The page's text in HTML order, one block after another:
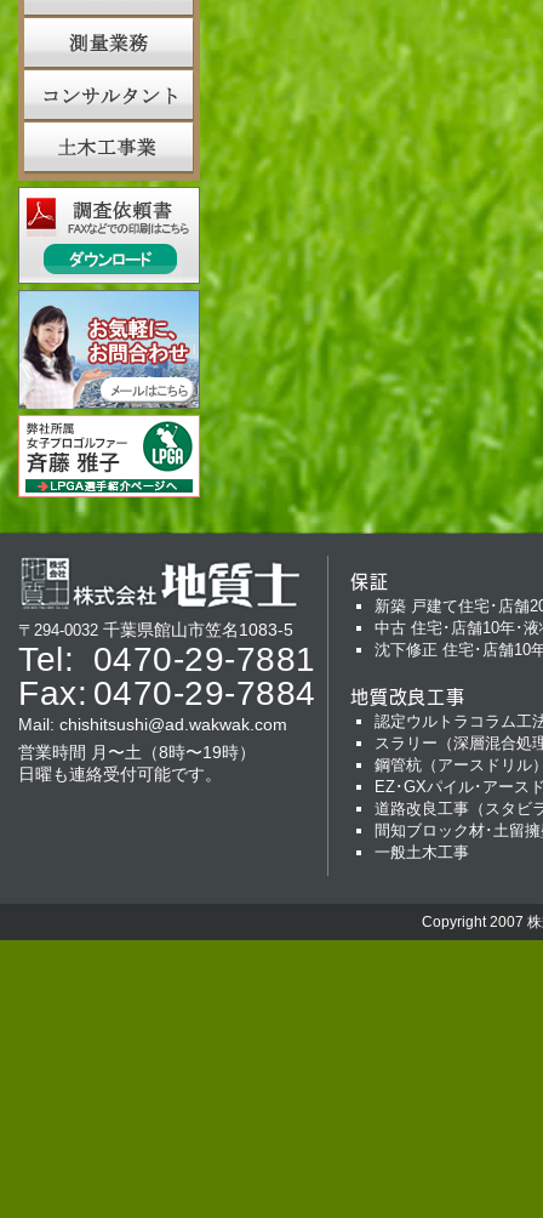
〒294-0032 千葉県館山市笠名1083-5
Tel:
0470-29-7881
Fax: 0470-29-7884
Mail: chishitsushi@ad.wakwak.com
営業時間 月〜土（8時〜19時）
日曜も連絡受付可能です。
保証
新築 戸建て住宅･店舗
中古 住宅･店舗10年･液
沈下修正 住宅･店舗10
地質改良工事
認定ウルトラコラム工
スラリー（深層混合処
鋼管杭（アースドリル
EZ･GXパイル･アース
道路改良工事（スタビ
間知ブロック材･土留
一般土木工事
Copyright 2007